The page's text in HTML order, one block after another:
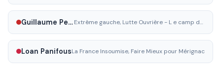
Guillaume Perchet Extrême gauche, Lutte Ouvrière - L e camp des travailleurs
Loan PanifousLa France Insoumise, Faire Mieux pour Mérignac